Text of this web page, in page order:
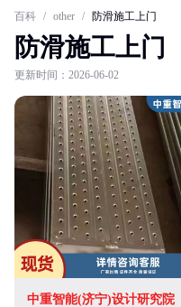
百科 / other / 防滑施工上门
防滑施工上门
更新时间：2026-06-02
中重智能(济宁)设计研究院